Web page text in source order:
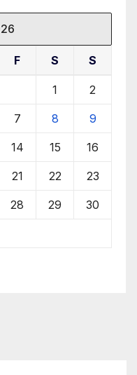
F S S
1 2
7 8 9
14 15 16
21 22 23
28 29 30